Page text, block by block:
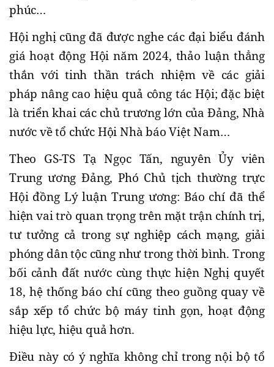
phúc…
Hội nghị cũng đã được nghe các đại biểu đánh
giá hoạt động Hội năm 2024, thảo luận thẳng
thắn với tinh thần trách nhiệm về các giải
pháp nâng cao hiệu quả công tác Hội; đặc biệt
là triển khai các chủ trương lớn của Đảng, Nhà
nước về tổ chức Hội Nhà báo Việt Nam…
Theo GS-TS Tạ Ngọc Tấn, nguyên Ủy viên
Trung ương Đảng, Phó Chủ tịch thường trực
Hội đồng Lý luận Trung ương: Báo chí đã thể
hiện vai trò quan trọng trên mặt trận chính trị,
tư tưởng cả trong sự nghiệp cách mạng, giải
phóng dân tộc cũng như trong thời bình. Trong
bối cảnh đất nước cùng thực hiện Nghị quyết
18, hệ thống báo chí cũng theo guồng quay về
sắp xếp tổ chức bộ máy tinh gọn, hoạt động
hiệu lực, hiệu quả hơn.
Điều này có ý nghĩa không chỉ trong nội bộ tổ